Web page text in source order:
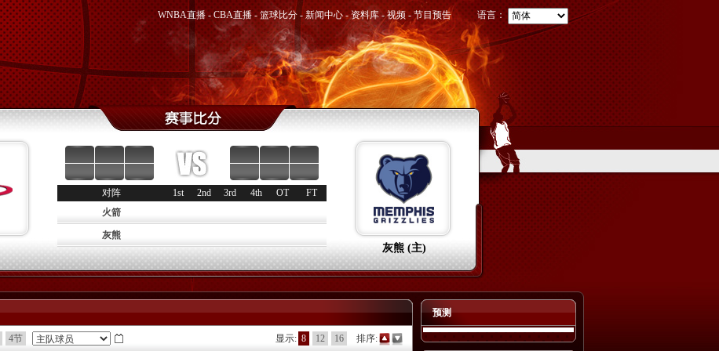
WNBA直播 -CBA直播-篮球比分 -新闻中心-资料库-视频-节目预告 语言：
对阵 1st 2nd 3rd 4th OT
FT
火箭
灰熊
灰熊 (主)
4节 排序:
8 12 16
显示:
预测